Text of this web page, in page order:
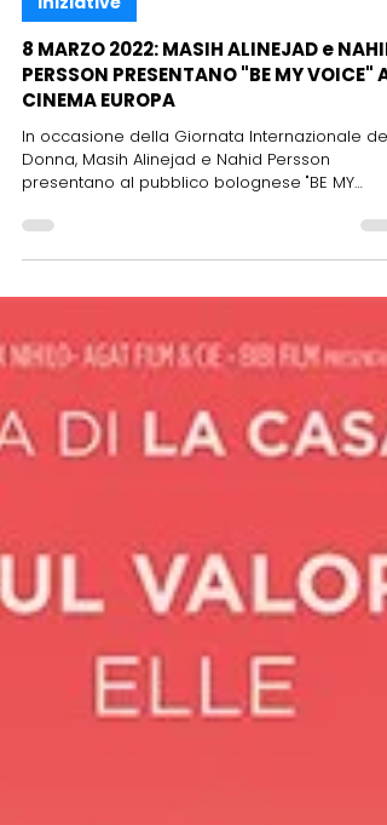
4 mar 2022
Iniziative
8 MARZO 2022: MASIH ALINEJAD e NAHID
CINEMA EUROPA
In occasione della Giornata Internazionale
presentano al pubblico bolognese "BE MY
VOICE", il...